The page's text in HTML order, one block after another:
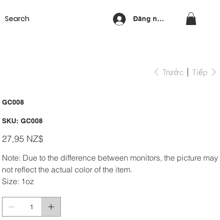
Nails Waxing Training
Đăng nhập
Trước Tiếp
GC008
SKU: SKU
GC008
GC008
Giá
27,95 NZ$
Note: Due to the difference between monitors, the picture may
not reflect the actual color of the item.
Size: 1oz